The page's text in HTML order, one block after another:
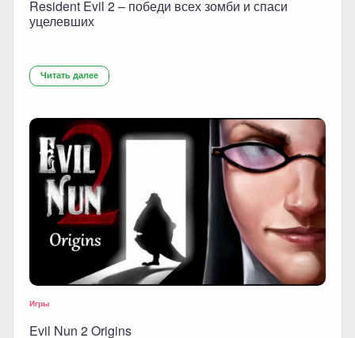
Resident Evil 2 – победи всех зомби и спаси
уцелевших
Читать далее
Игры
Evil Nun 2 Origins